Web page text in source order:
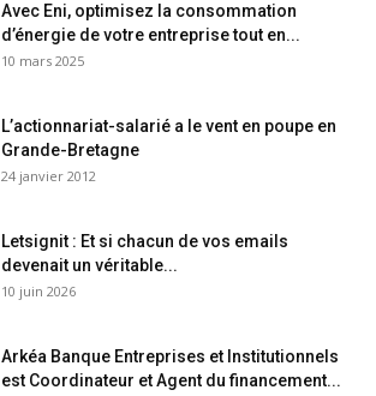
Avec Eni, optimisez la consommation
d’énergie de votre entreprise tout en...
10 mars 2025
L’actionnariat-salarié a le vent en poupe en
Grande-Bretagne
24 janvier 2012
Letsignit : Et si chacun de vos emails
devenait un véritable...
10 juin 2026
Arkéa Banque Entreprises et Institutionnels
est Coordinateur et Agent du financement...